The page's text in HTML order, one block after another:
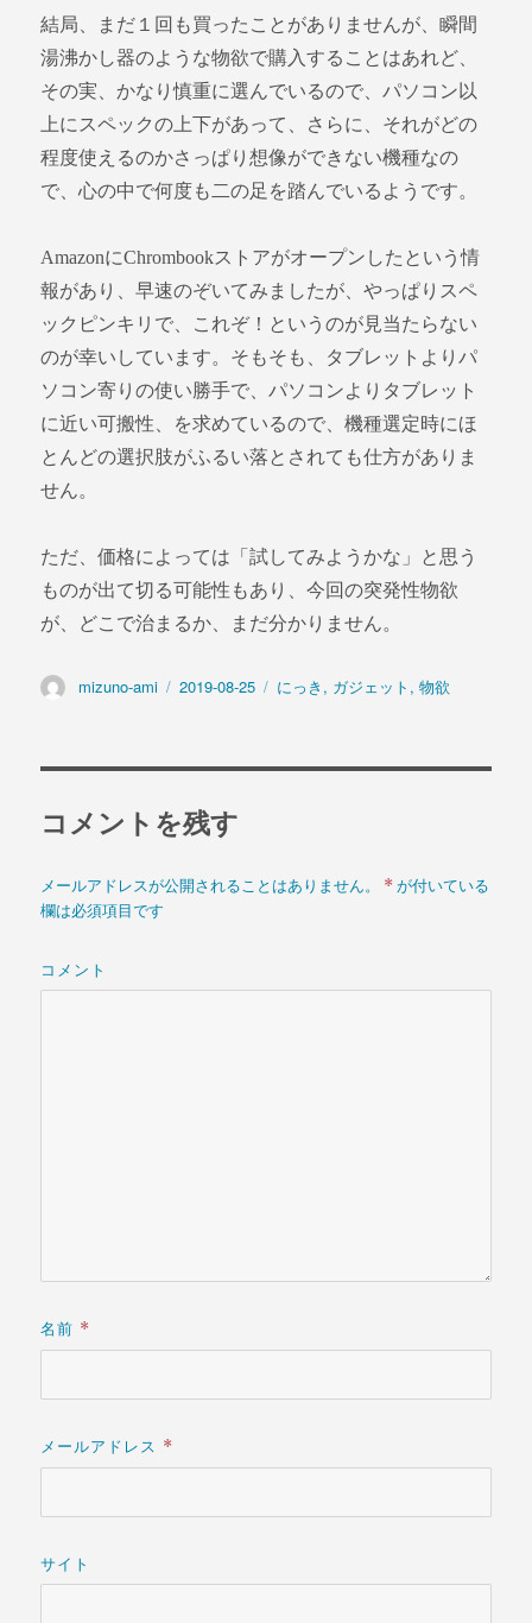
結局、まだ１回も買ったことがありませんが、瞬間
湯沸かし器のような物欲で購入することはあれど、
その実、かなり慎重に選んでいるので、パソコン以
上にスペックの上下があって、さらに、それがどの
程度使えるのかさっぱり想像ができない機種なの
で、心の中で何度も二の足を踏んでいるようです。
AmazonにChrombookストアがオープンしたという情
報があり、早速のぞいてみましたが、やっぱりスペ
ックピンキリで、これぞ！というのが見当たらない
のが幸いしています。そもそも、タブレットよりパ
ソコン寄りの使い勝手で、パソコンよりタブレット
に近い可搬性、を求めているので、機種選定時にほ
とんどの選択肢がふるい落とされても仕方がありま
せん。
ただ、価格によっては「試してみようかな」と思う
ものが出て切る可能性もあり、今回の突発性物欲
が、どこで治まるか、まだ分かりません。
投
mizuno-ami
投
2019-08-25
カ
リ
にっき , ガジェット ,物欲
コメントを残す
メールアドレスが公開されることはありません。 * が付いている
欄は必須項目です
コメント
名前 *
メールアドレス *
サイト